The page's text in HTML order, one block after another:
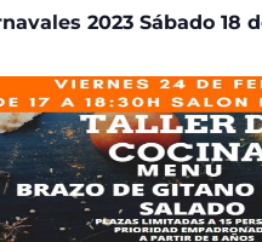
2023 Sábado 18